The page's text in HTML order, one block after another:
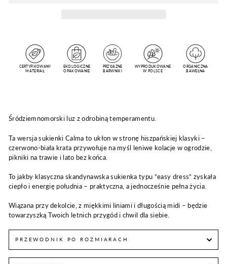
CERTYFIKOWANY
MATERIAŁ
EKOLOGICZNE
OPAKOWANIE
PRZYJAZNE
BARWNIKI
WYPRODUKOWANE
W POLSCE
ORGANICZNA
BAWEŁNA
Śródziemnomorski luz z odrobiną temperamentu.
Ta wersja sukienki Calma to ukłon w stronę hiszpańskiej klasyki –
czerwono-biała krata przywołuje na myśl leniwe kolacje w ogrodzie,
pikniki na trawie i lato bez końca.
To jakby klasyczna skandynawska sukienka typu “easy dress” zyskała
ciepło i energię południa – praktyczna, a jednocześnie pełna życia.
Wiązana przy dekolcie, z miękkimi liniami i długością midi – będzie
towarzyszką Twoich letnich przygód i chwil dla siebie.
PRZEWODNIK PO ROZMIARACH